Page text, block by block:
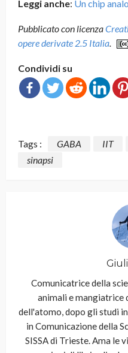
Leggi anche: Un chip
Pubblicato con licenza
opere derivate 2.5 Italia
Condividi su
Tags : GABA IIT
sinapsi
Comunicatrice della
animali e mangiatrice
dell'atomo, dopo gli studi
in Comunicazione della
SISSA di Trieste. Ama le